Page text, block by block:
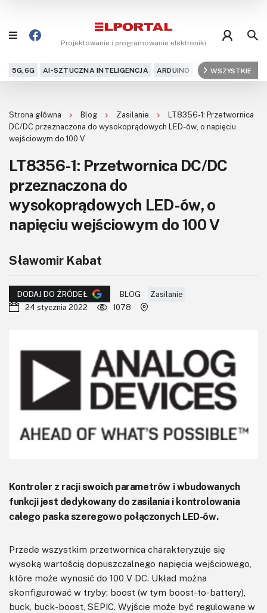
Projektowanie i programowanie elektroniki
5G,6G AI-SZTUCZNA INTELIGENCJA ARDUINO ARM AUDIO
WSZYSTKIE
Projekty
DIY+
Czytelnia
KITy AVT
Kontakt
Magazyny
Archiwum
Do pobrania
Strona główna Blog Zasilanie
LT8356-1: Przetwornica
DC/DC przeznaczona do wysokoprądowych LED-ów, o napięciu
wejściowym do 100 V
LT8356-1: Przetwornica DC/DC
przeznaczona do
wysokoprądowych LED-ów, o
napięciu wejściowym do 100 V
Sławomir Kabat
DODAJ DO ŹRÓDEŁ BLOG
Zasilanie
24 stycznia 2022
1078
Kontroler z racji swoich parametrów i wbudowanych
funkcji jest dedykowany do zasilania i kontrolowania
całego paska szeregowo połączonych LED-ów.
Przede wszystkim przetwornica charakteryzuje się
wysoką wartością dopuszczalnego napięcia wejściowego,
które może wynosić do 100 V DC. Układ można
skonfigurować w tryby: boost (w tym boost-to-battery),
buck, buck-boost, SEPIC. Wyjście może być regulowane w